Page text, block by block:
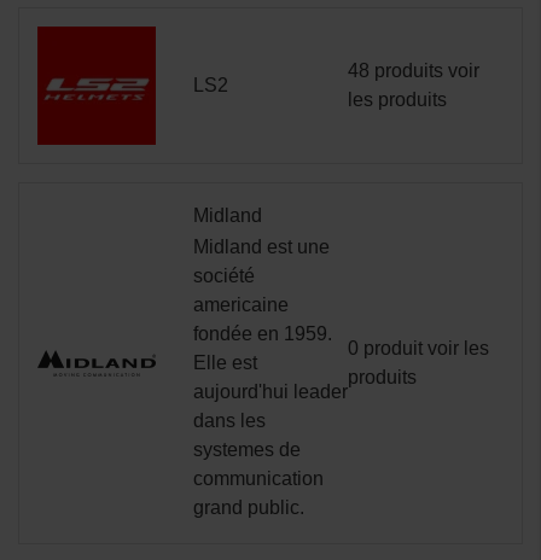
LS2
48 produits voir
les produits
Midland
Midland est une
société
americaine
fondée en 1959.
Elle est
aujourd'hui leader
dans les
systemes de
communication
grand public.
0 produit voir les
produits